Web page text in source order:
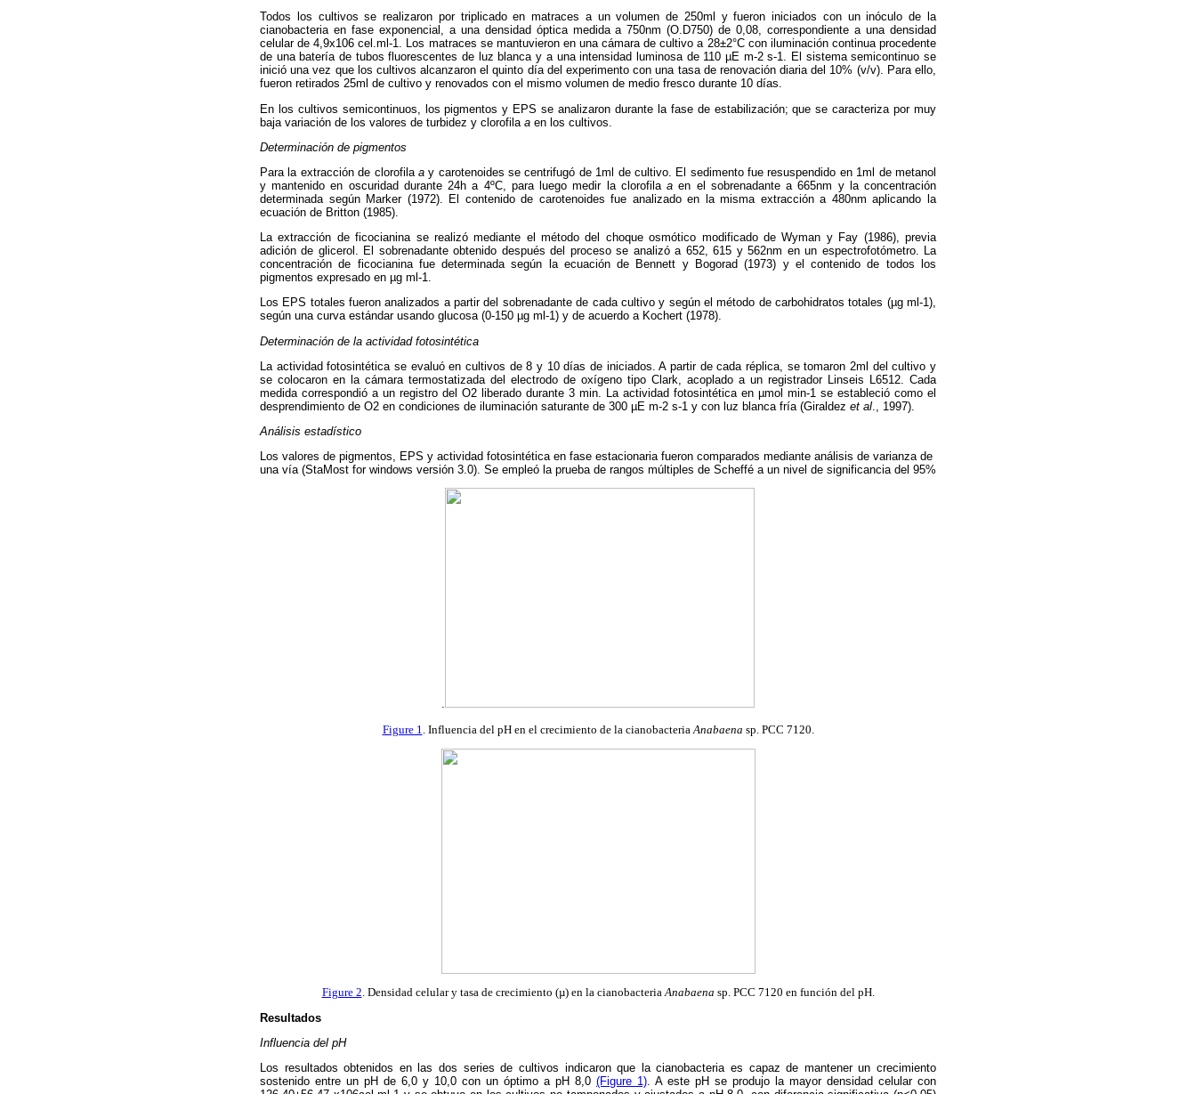
Todos los cultivos se realizaron por triplicado en matraces a un volumen de 250ml y fueron iniciados con un inóculo de la
cianobacteria en fase exponencial, a una densidad óptica medida a 750nm (O.D750) de 0,08, correspondiente a una densidad
celular de 4,9x106 cel.ml-1. Los matraces se mantuvieron en una cámara de cultivo a 28±2°C con iluminación continua procedente
de una batería de tubos fluorescentes de luz blanca y a una intensidad luminosa de 110 µE m-2 s-1. El sistema semicontinuo se
inició una vez que los cultivos alcanzaron el quinto día del experimento con una tasa de renovación diaria del 10% (v/v). Para ello,
fueron retirados 25ml de cultivo y renovados con el mismo volumen de medio fresco durante 10 días.
En los cultivos semicontinuos, los pigmentos y EPS se analizaron durante la fase de estabilización; que se caracteriza por muy
baja variación de los valores de turbidez y clorofila a en los cultivos.
Determinación de pigmentos
Para la extracción de clorofila ay carotenoides se centrifugó de 1ml de cultivo. El sedimento fue resuspendido en 1ml de metanol
y mantenido en oscuridad durante 24h a 4ºC, para luego medir la clorofilaa en el sobrenadante a 665nm y la concentración
determinada según Marker (1972). El contenido de carotenoides fue analizado en la misma extracción a 480nm aplicando la
ecuación de Britton (1985).
La extracción de ficocianina se realizó mediante el método del choque osmótico modificado de Wyman y Fay (1986), previa
adición de glicerol. El sobrenadante obtenido después del proceso se analizó a 652, 615 y 562nm en un espectrofotómetro. La
concentración de ficocianina fue determinada según la ecuación de Bennett y Bogorad (1973) y el contenido de todos los
pigmentos expresado en µg ml-1.
Los EPS totales fueron analizados a partir del sobrenadante de cada cultivo y según el método de carbohidratos totales (µg ml-1),
según una curva estándar usando glucosa (0-150 µg ml-1) y de acuerdo a Kochert (1978).
Determinación de la actividad fotosintética
La actividad fotosintética se evaluó en cultivos de 8 y 10 días de iniciados. A partir de cada réplica, se tomaron 2ml del cultivo y
se colocaron en la cámara termostatizada del electrodo de oxígeno tipo Clark, acoplado a un registrador Linseis L6512. Cada
medida correspondió a un registro del O2 liberado durante 3 min. La actividad fotosintética en µmol min-1 se estableció como el
desprendimiento de O2 en condiciones de iluminación saturante de 300 µE m-2 s-1 y con luz blanca fría (Giraldez et al ., 1997).
Análisis estadístico
Los valores de pigmentos, EPS y actividad fotosintética en fase estacionaria fueron comparados mediante análisis de varianza de
una vía (StaMost for windows versión 3.0). Se empleó la prueba de rangos múltiples de Scheffé a un nivel de significancia del 95%
.
Figure 1 . Influencia del pH en el crecimiento de la cianobacteria Anabaena sp. PCC 7120.
Figure 2 . Densidad celular y tasa de crecimiento (µ) en la cianobacteria Anabaena sp. PCC 7120 en función del pH.
Resultados
Influencia del pH
Los resultados obtenidos en las dos series de cultivos indicaron que la cianobacteria es capaz de mantener un crecimiento
sostenido entre un pH de 6,0 y 10,0 con un óptimo a pH 8,0 (Figure 1). A este pH se produjo la mayor densidad celular con